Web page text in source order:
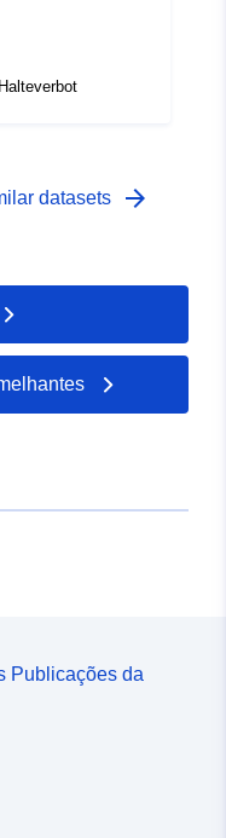
datasets arrow_forward
Publicações da